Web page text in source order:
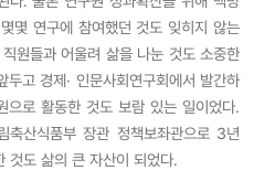
몇 연구에 참여했던 것도 잊히지 않는
원들과 어울려 삶을 나눈 것도 소중한
고 경제· 인문사회연구회에서 발간하
으로 활동한 것도 보람 있는 일이었다.
축산식품부 장관 정책보좌관으로 3년
것도 삶의 큰 자산이 되었다.